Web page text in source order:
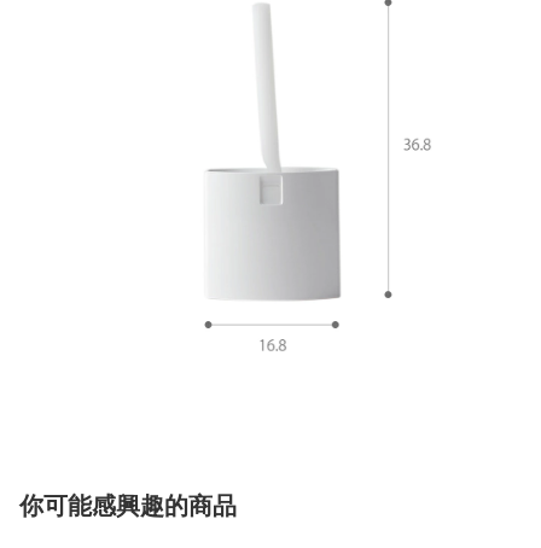
你可能感興趣的商品